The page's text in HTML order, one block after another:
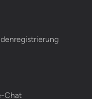
Chat